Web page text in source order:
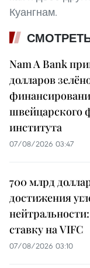
Куангнам.
Nam A Bank
долларов
швейцарского
института
07/08/2026 03:47
700 млрд
достижения
ставку на VIFC
07/08/2026 03:10